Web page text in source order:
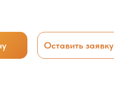
Оставить заявку